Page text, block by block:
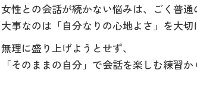
女性との会話が続かない悩みは、ごく普通
大事なのは「自分なりの心地よさ」を大
無理に盛り上げようとせず、
「そのままの自分」で会話を楽しむ練習